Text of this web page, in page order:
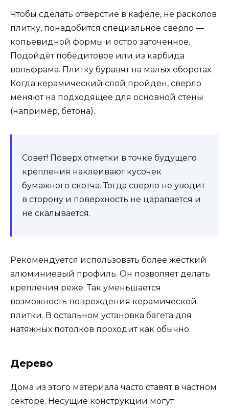
Чтобы сделать отверстие в кафеле, не расколов
плитку, понадобится специальное сверло —
копьевидной формы и остро заточенное.
Подойдёт победитовое или из карбида
вольфрама. Плитку буравят на малых оборотах.
Когда керамический слой пройден, сверло
меняют на подходящее для основной стены
(например, бетона).
Совет! Поверх отметки в точке будущего
крепления наклеивают кусочек
бумажного скотча. Тогда сверло не уводит
в сторону и поверхность не царапается и
не скалывается.
Рекомендуется использовать более жёсткий
алюминиевый профиль. Он позволяет делать
крепления реже. Так уменьшается
возможность повреждения керамической
плитки. В остальном установка багета для
натяжных потолков проходит как обычно.
Дерево
Дома из этого материала часто ставят в частном
секторе. Несущие конструкции могут